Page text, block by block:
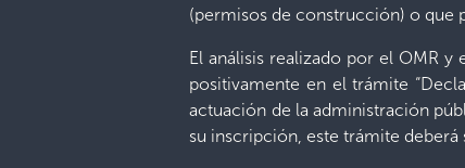
(permisos de construcción) o que
El análisis realizado por el OMR
positivamente en el trámite
actuación de la administración
su inscripción, este trámite